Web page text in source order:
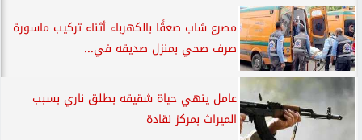
مصرع شاب صعقًا بالكهرباء أثناء تركيب ماسورة
صرف صحي بمنزل صديقه في...
عامل ينهي حياة شقيقه بطلق ناري بسبب
الميراث بمركز نقادة